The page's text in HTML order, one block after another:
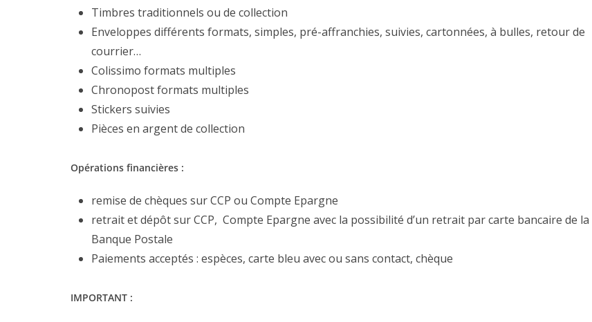
Timbres traditionnels ou de collection
Enveloppes différents formats, simples, pré-affranchies, suivies, cartonnées, à bulles, retour de
courrier…
Colissimo formats multiples
Chronopost formats multiples
Stickers suivies
Pièces en argent de collection
Opérations financières :
remise de chèques sur CCP ou Compte Epargne
retrait et dépôt sur CCP, Compte Epargne avec la possibilité d’un retrait par carte bancaire de la
Banque Postale
Paiements acceptés : espèces, carte bleu avec ou sans contact, chèque
IMPORTANT :